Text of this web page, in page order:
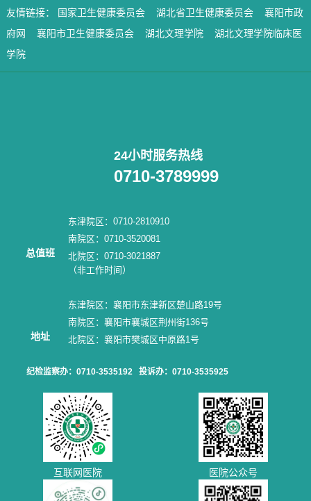
友情链接： 国家卫生健康委员会 湖北省卫生健康委员会
襄阳市政
府网
襄阳市卫生健康委员会 湖北文理学院
湖北文理学院临床医
学院
24小时服务热线
0710-3789999
总值班
东津院区：0710-2810910
南院区：0710-3520081
北院区：0710-3021887
（非工作时间）
地址
东津院区：襄阳市东津新区楚山路19号
南院区：襄阳市襄城区荆州街136号
北院区：襄阳市樊城区中原路1号
纪检监察办：0710-3535192 投诉办：0710-3535925
互联网医院 医院公众号